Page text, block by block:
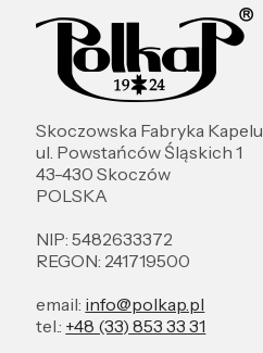
Skoczowska Fabryka
ul. Powstańców Śląskich 1
43-430 Skoczów
POLSKA
NIP: 5482633372
REGON: 241719500
email: info@polkap.pl
tel.: +48 (33) 853 33 31